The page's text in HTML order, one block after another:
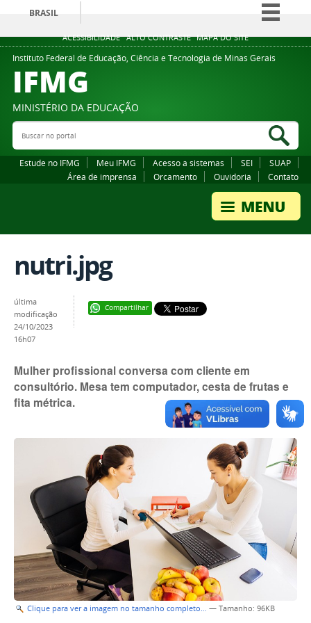
ACESSIBILIDADE ALTO CONTRASTE MAPA DO SITE
BRASIL
Simplifique!
Comunica BR
Legislação
Instituto Federal de Educação, Ciência e Tecnologia de Minas Gerais
IFMG
MINISTÉRIO DA EDUCAÇÃO
Buscar no portal
Estude no IFMG Meu IFMG Acesso a sistemas SEI
SUAP
Área de imprensa
Orcamento Ouvidoria Contato
nutri.jpg
Compartilhar
última
modificação
24/10/2023
16h07
Mulher profissional conversa com cliente em
consultório. Mesa tem computador, cesta de frutas e
fita métrica.
Clique para ver a imagem no tamanho completo… — Tamanho: 96KB